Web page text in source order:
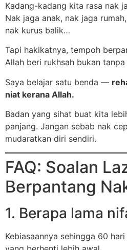
Kadang-kadang kita rasa nak
Nak jaga anak, nak jaga
nak kurus balik…
Tapi hakikatnya, tempoh
Allah beri rukhsah bukan tanpa
Saya belajar satu benda —
niat kerana Allah.
Badan yang sihat buat kita
panjang. Jangan sebab nak
mudaratkan diri sendiri.
FAQ: Soalan
Berpantang
1. Berapa lama
Kebiasaannya sehingga 60